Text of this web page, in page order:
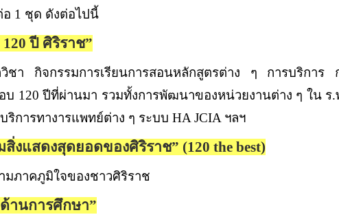
อ 1 ชุด ดังต่อไปนี้
120ปี ศิริราช”
วิชา กิจกรรมการเรียนการสอนหลักสูตรต่าง ๆ การบริการ
บ 120ปีที่ผ่านมา รวมทั้งการพัฒนาของหน่วยงานต่าง ๆ ใน ร.
การทางารแพทย์ต่าง ๆ ระบบ HA JCIA ฯลฯ
สิ่งแสดงสุดยอดของศิริราช” (120 the best)
มภาคภูมิใจของชาวศิริราช
านการศึกษา”